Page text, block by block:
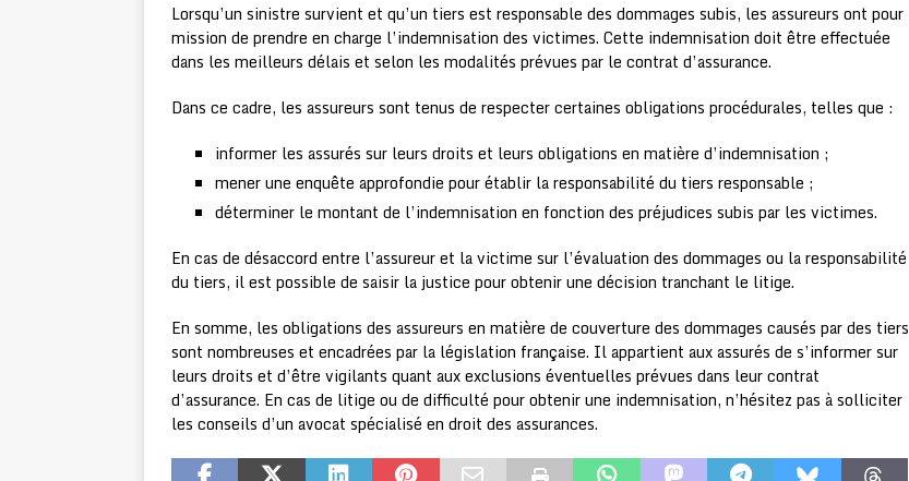
Lorsqu’un sinistre survient et qu’un tiers est responsable des dommages subis, les assureurs ont pour
mission de prendre en charge l’indemnisation des victimes. Cette indemnisation doit être effectuée
dans les meilleurs délais et selon les modalités prévues par le contrat d’assurance.
Dans ce cadre, les assureurs sont tenus de respecter certaines obligations procédurales, telles que :
informer les assurés sur leurs droits et leurs obligations en matière d’indemnisation ;
mener une enquête approfondie pour établir la responsabilité du tiers responsable ;
déterminer le montant de l’indemnisation en fonction des préjudices subis par les victimes.
En cas de désaccord entre l’assureur et la victime sur l’évaluation des dommages ou la responsabilité
du tiers, il est possible de saisir la justice pour obtenir une décision tranchant le litige.
En somme, les obligations des assureurs en matière de couverture des dommages causés par des tiers
sont nombreuses et encadrées par la législation française. Il appartient aux assurés de s’informer sur
leurs droits et d’être vigilants quant aux exclusions éventuelles prévues dans leur contrat
d’assurance. En cas de litige ou de difficulté pour obtenir une indemnisation, n’hésitez pas à solliciter
les conseils d’un avocat spécialisé en droit des assurances.